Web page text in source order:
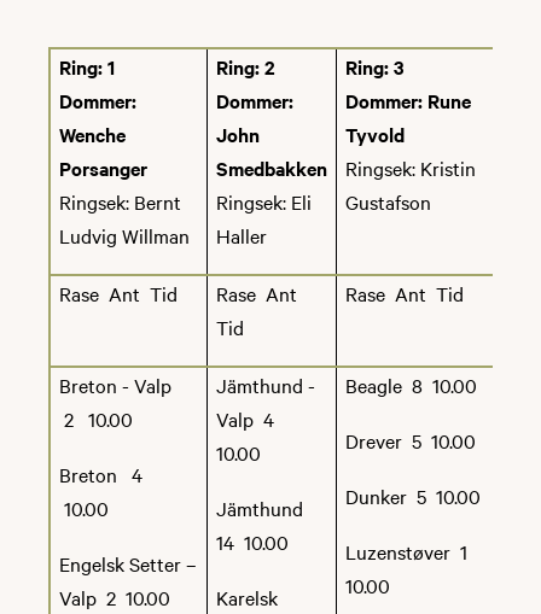
Dersom en bruker gjentatte ganger bryter
bruksreglene kan vedkommende nektes
adgang til området for kortere eller lengre
tid.
Røros Jeger- og Fiskeforening
Kart over dressurområde:
Ring: 1
Dommer:
Wenche
Porsanger
Ringsek: Bernt
Ludvig Willman
Ring: 2
Dommer:
John
Smedbakken
Ringsek: Eli
Haller
Ring: 3
Dommer: Rune
Tyvold
Ringsek: Kristin
Gustafson
Rase Ant Tid
Rase Ant
Tid
Rase Ant Tid
Breton - Valp
2 10.00
Breton 4
10.00
Engelsk Setter –
Valp 2 10.00
Jämthund -
Valp 4
10.00
Jämthund
14 10.00
Karelsk
Beagle 8 10.00
Drever 5 10.00
Dunker 5 10.00
Luzenstøver 1
10.00